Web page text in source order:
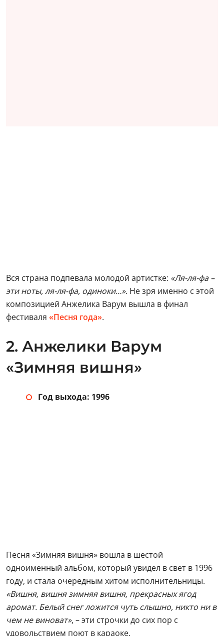
Вся страна подпевала молодой артистке: «Ля-ля-фа –
эти ноты, ля-ля-фа, одиноки…». Не зря именно с этой
композицией Анжелика Варум вышла в финал
фестиваля «Песня года».
2. Анжелики Варум
«Зимняя вишня»
Год выхода: 1996
Песня «Зимняя вишня» вошла в шестой
одноименный альбом, который увидел в свет в 1996
году, и стала очередным хитом исполнительницы.
«Вишня, вишня зимняя вишня, прекрасных ягод
аромат. Белый снег ложится чуть слышно, никто ни в
чем не виноват», – эти строчки до сих пор с
удовольствием поют в караоке.